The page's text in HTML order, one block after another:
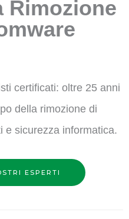
Rimozione
certificati: oltre 25 anni
della rimozione di
e sicurezza informatica.
ESPERTI